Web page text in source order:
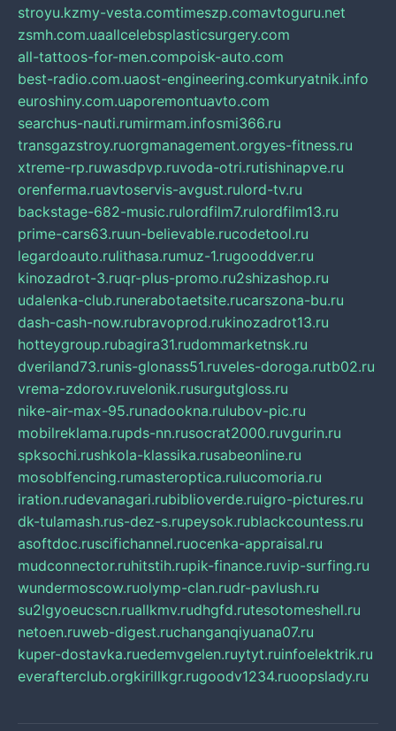
stroyu.kzmy-vesta.comtimeszp.comavtoguru.net
zsmh.com.uaallcelebsplasticsurgery.com
all-tattoos-for-men.compoisk-auto.com
best-radio.com.uaost-engineering.comkuryatnik.info
euroshiny.com.uaporemontuavto.com
searchus-nauti.rumirmam.infosmi366.ru
transgazstroy.ruorgmanagement.orgyes-fitness.ru
xtreme-rp.ruwasdpvp.ruvoda-otri.rutishinapve.ru
orenferma.ruavtoservis-avgust.rulord-tv.ru
backstage-682-music.rulordfilm7.rulordfilm13.ru
prime-cars63.ruun-believable.rucodetool.ru
legardoauto.rulithasa.rumuz-1.rugooddver.ru
kinozadrot-3.ruqr-plus-promo.ru2shizashop.ru
udalenka-club.runerabotaetsite.rucarszona-bu.ru
dash-cash-now.rubravoprod.rukinozadrot13.ru
hotteygroup.rubagira31.rudommarketnsk.ru
dveriland73.runis-glonass51.ruveles-doroga.rutb02.ru
vrema-zdorov.ruvelonik.rusurgutgloss.ru
nike-air-max-95.runadookna.rulubov-pic.ru
mobilreklama.rupds-nn.rusocrat2000.ruvgurin.ru
spksochi.rushkola-klassika.rusabeonline.ru
mosoblfencing.rumasteroptica.rulucomoria.ru
iration.rudevanagari.rubiblioverde.ruigro-pictures.ru
dk-tulamash.rus-dez-s.rupeysok.rublackcountess.ru
asoftdoc.ruscifichannel.ruocenka-appraisal.ru
mudconnector.ruhitstih.rupik-finance.ruvip-surfing.ru
wundermoscow.ruolymp-clan.rudr-pavlush.ru
su2lgyoeucscn.ruallkmv.rudhgfd.rutesotomeshell.ru
netoen.ruweb-digest.ruchanganqiyuana07.ru
kuper-dostavka.ruedemvgelen.ruytyt.ruinfoelektrik.ru
everafterclub.orgkirillkgr.rugoodv1234.ruoopslady.ru